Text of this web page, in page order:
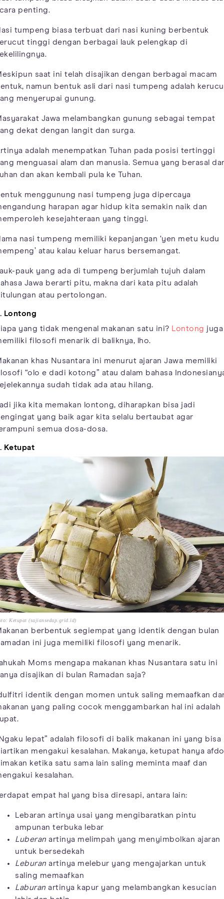
penting.
tumpeng biasa terbuat dari nasi kuning berbentuk
tinggi dengan berbagai lauk pelengkap di
saat ini telah disajikan dengan berbagai macam
namun bentuk asli dari nasi tumpeng adalah
menyerupai gunung.
Jawa melambangkan gunung sebagai tempat
dekat dengan langit dan surga.
adalah menempatkan Tuhan pada posisi tertinggi
menguasai alam dan manusia. Semua yang berasal
dan akan kembali pula ke Tuhan.
menggunung nasi tumpeng juga dipercaya
harapan agar hidup kita semakin naik dan
kesejahteraan yang tinggi.
nasi tumpeng memiliki kepanjangan ‘yen metu kudu
atau kalau keluar harus bersemangat.
pauk yang ada di tumpeng berjumlah tujuh dalam
Jawa berarti pitu, makna dari kata pitu adalah
atau pertolongan.
Lontong
yang tidak mengenal makanan satu ini? Lontong juga
filosofi menarik di baliknya, lho.
khas Nusantara ini menurut ajaran Jawa memiliki
“olo e dadi kotong” atau dalam bahasa
sudah tidak ada atau hilang.
jika kita memakan lontong, diharapkan bisa jadi
yang baik agar kita selalu bertaubat agar
semua dosa-dosa.
Ketupat
Ketupat (sajiansedap.grid.id)
berbentuk segiempat yang identik dengan bulan
ini juga memiliki filosofi yang menarik.
Moms mengapa makanan khas Nusantara satu ini
disajikan di bulan Ramadan saja?
identik dengan momen untuk saling memaafkan
yang paling cocok menggambarkan hal ini adalah
lepat” adalah filosofi di balik makanan ini yang bisa
mengakui kesalahan. Makanya, ketupat hanya
ketika satu sama lain saling meminta maaf dan
kesalahan.
empat hal yang bisa diresapi, antara lain:
Lebaran artinya usai yang mengibaratkan pintu
ampunan terbuka lebar
Luberan artinya melimpah yang menyimbolkan ajaran
untuk bersedekah
Leburan artinya melebur yang mengajarkan untuk
saling memaafkan
Laburan artinya kapur yang melambangkan kesucian